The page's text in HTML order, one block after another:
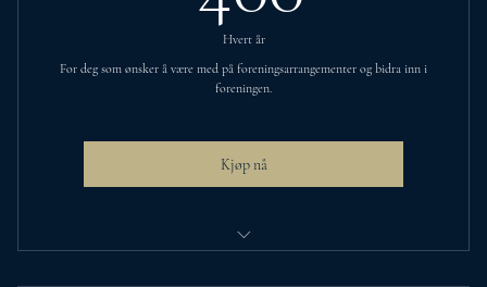
Hvert år
For deg som ønsker å være med på foreningsarrangementer og bidra inn i
foreningen.
Kjøp nå